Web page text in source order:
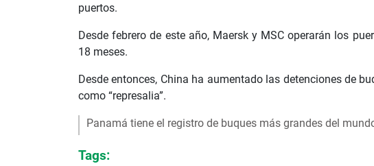
puertos.
Desde febrero de este año, Maersk y MSC operarán los
18 meses.
Desde entonces, China ha aumentado las detenciones de
como “represalia”.
Panamá tiene el registro de buques más grandes del
Tags: